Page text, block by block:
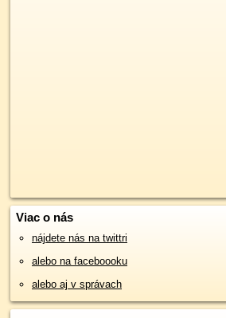
Viac o nás
nájdete nás na twittri
alebo na faceboooku
alebo aj v správach